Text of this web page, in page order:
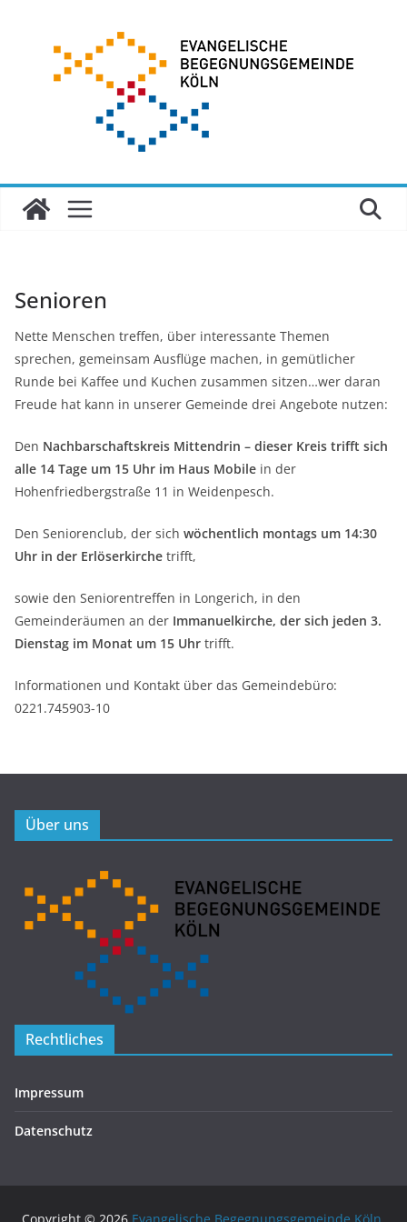
Senioren
Nette Menschen treffen, über interessante Themen
sprechen, gemeinsam Ausflüge machen, in gemütlicher
Runde bei Kaffee und Kuchen zusammen sitzen…wer daran
Freude hat kann in unserer Gemeinde drei Angebote nutzen:
Den Nachbarschaftskreis Mittendrin – dieser Kreis trifft sich
alle 14 Tage um 15 Uhr im Haus Mobile in der
Hohenfriedbergstraße 11 in Weidenpesch.
Den Seniorenclub, der sich wöchentlich montags um 14:30
Uhr in der Erlöserkirche trifft,
sowie den Seniorentreffen in Longerich, in den
Gemeinderäumen an der Immanuelkirche, der sich jeden 3.
Dienstag im Monat um 15 Uhr trifft.
Informationen und Kontakt über das Gemeindebüro:
0221.745903-10
Über uns
Rechtliches
Impressum
Datenschutz